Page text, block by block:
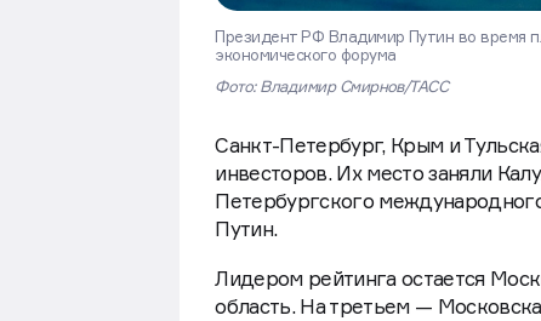
Президент РФ Владимир Путин во время
экономического форума
Фото: Владимир Смирнов/ТАСС
Санкт-Петербург, Крым и
инвесторов. Их место заняли
Петербургского
Путин.
Лидером рейтинга остается
область. На третьем —